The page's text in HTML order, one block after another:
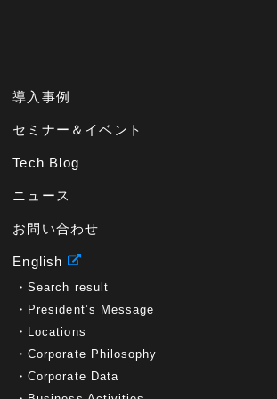
導入事例
セミナー＆イベント
Tech Blog
ニュース
お問い合わせ
English
Search result
President’s Message
Locations
Corporate Philosophy
Corporate Data